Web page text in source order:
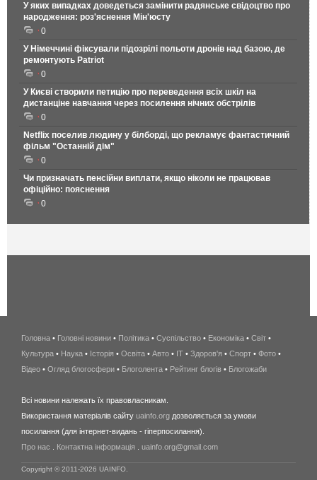
У яких випадках доведеться замінити радянське свідоцтво про
народження: роз'яснення Мін'юсту
0
У Німеччині фіксували підозрілі польоти дронів над базою, де
ремонтують Patriot
0
У Києві створили петицію про переведення всіх шкіл на
дистанціне навчання через посилення нічних обстрілів
0
Netflix поселив людину у білборді, що рекламує фантастичний
фільм "Останній дім"
0
Чи призначать пенсійни виплати, якщо ніколи не працював
офіційно: пояснення
0
беспроводной
интернет
киев
wimax
в
Головна • Головні новини • Політика • Суспільство • Економіка • Світ •
Культура • Наука • Історія • Освіта • Авто • IT • Здоров'я • Спорт • Фото •
Відео • Огляд блогосфери • Блоголента • Рейтинг блогів • Блогожаби
Всі новини належать їх правовласникам.
Використання матеріалів сайту uainfo.org дозволяється за умови
посилання (для інтернет-видань - гіперпосилання).
Про нас . Контактна інформація . uainfo.org@gmail.com
Copyright © 2011-2026 UAINFO.